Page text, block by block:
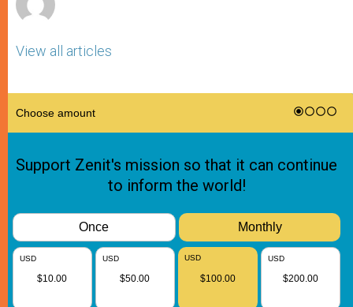
View all articles